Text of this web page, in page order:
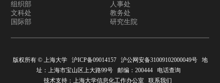
组织部
人事处
文科处
教务处
国际部
研究生院
版权所有 ©上海大学 沪ICP备09014157 沪公网安备31009102000049号地
址：上海市宝山区上大路99号 邮编：200444 电话查询
技术支持： 上海大学信息化工作办公室 联系我们